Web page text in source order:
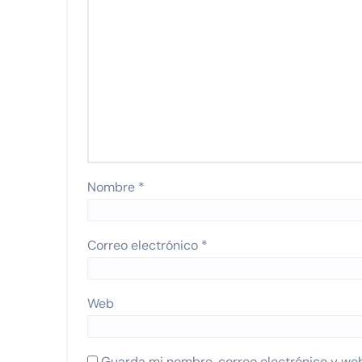
Nombre *
Correo electrónico *
Web